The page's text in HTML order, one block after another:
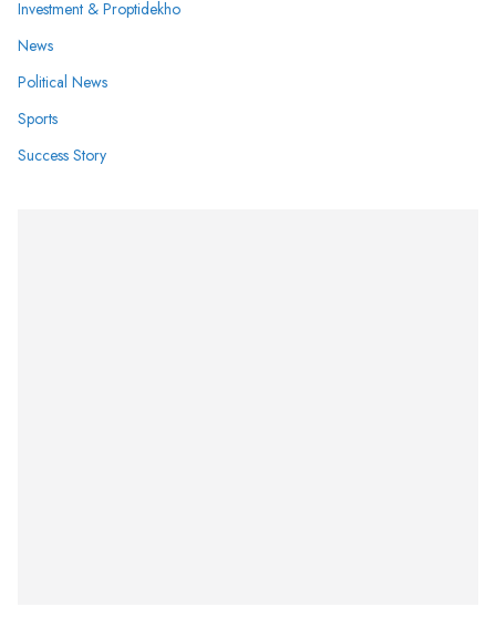
Investment & Proptidekho
News
Political News
Sports
Success Story